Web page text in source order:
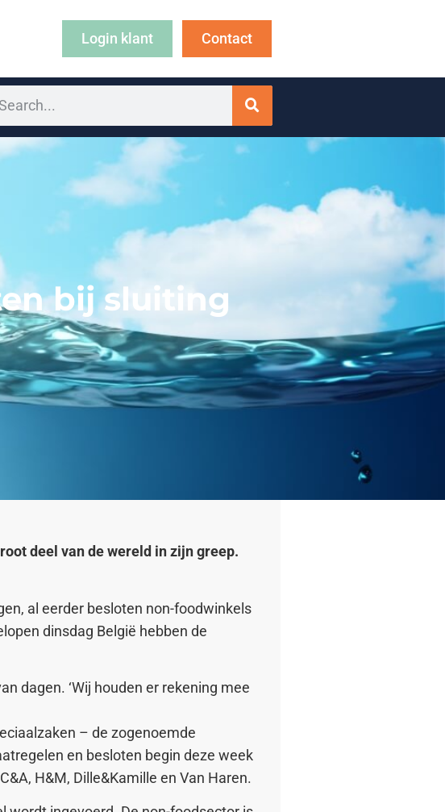
Login klant Contact
bij sluiting
deel van de wereld in zijn greep.
al eerder besloten non-foodwinkels
dinsdag België hebben de
dagen. ‘Wij houden er rekening mee
– de zogenoemde
en besloten begin deze week
H&M, Dille&Kamille en Van Haren.